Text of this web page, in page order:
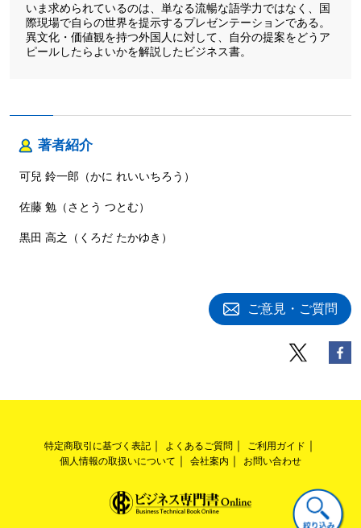
いま求められているのは、単なる流暢な語学力ではなく、国
際現場で自らの世界を提示するプレゼンテーションである。
異文化・価値観を持つ外国人に対して、自分の提案をどうア
ピールしたらよいかを解説したビジネス書。
著者紹介
可兒 鈴一郎（かに れいいちろう）
佐藤 勉（さとう つとむ）
黒田 高之（くろだ たかゆき）
ご意見・ご質問
特定商取引に基づく表記 よくあるご質問
ご利用ガイド
個人情報の取扱いについて
会社案内 お問い合わせ